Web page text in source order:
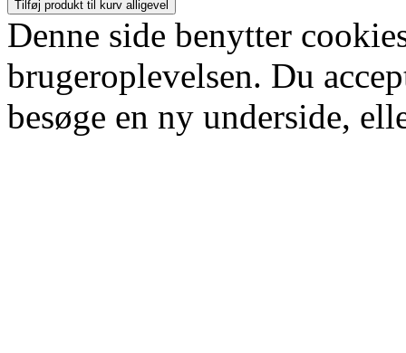
Tilføj produkt til kurv alligevel
Denne side benytter
brugeroplevelsen. Du
besøge en ny underside,